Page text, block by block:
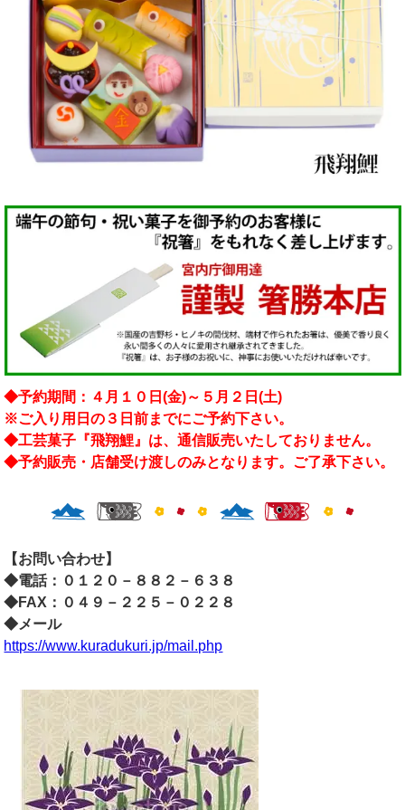
◆予約期間：４月１０日(金)～５月２日(土)
※ご入り用日の３日前までにご予約下さい。
◆工芸菓子『飛翔鯉』は、通信販売いたしておりません。
◆予約販売・店舗受け渡しのみとなります。ご了承下さい。
【お問い合わせ】
◆電話：０１２０－８８２－６３８
◆FAX：０４９－２２５－０２２８
◆メール
https://www.kuradukuri.jp/mail.php